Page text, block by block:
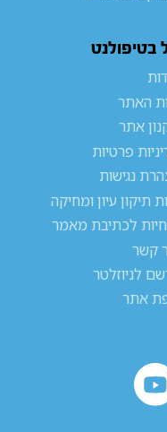
בטיפולנט
האתר
אתר
פרטיות
נגישות
תיקון עיון ומחיקה
לכתיבת מאמר
קשר
לניוזלטר
אתר